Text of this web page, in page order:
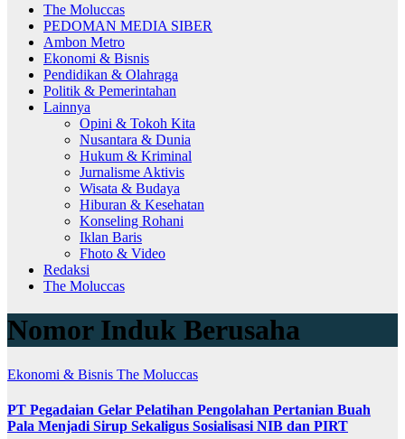
The Moluccas
PEDOMAN MEDIA SIBER
Ambon Metro
Ekonomi & Bisnis
Pendidikan & Olahraga
Politik & Pemerintahan
Lainnya
Opini & Tokoh Kita
Nusantara & Dunia
Hukum & Kriminal
Jurnalisme Aktivis
Wisata & Budaya
Hiburan & Kesehatan
Konseling Rohani
Iklan Baris
Fhoto & Video
Redaksi
The Moluccas
Nomor Induk Berusaha
Ekonomi & Bisnis The Moluccas
PT Pegadaian Gelar Pelatihan Pengolahan Pertanian Buah
Pala Menjadi Sirup Sekaligus Sosialisasi NIB dan PIRT